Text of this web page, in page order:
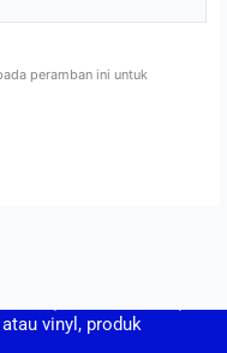
peramban ini untuk
vinyl, produk